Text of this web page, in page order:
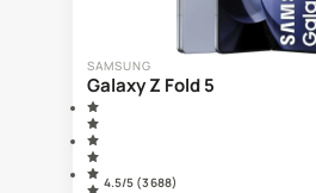
SAMSUNG
Galaxy Z Fold 5
4.5/5 (3 688)